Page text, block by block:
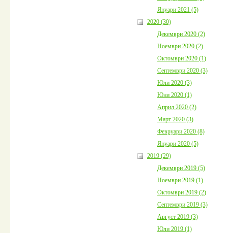
Януари 2021 (5)
2020 (30)
Декември 2020 (2)
Ноември 2020 (2)
Октомври 2020 (1)
Септември 2020 (3)
Юли 2020 (3)
Юни 2020 (1)
Април 2020 (2)
Март 2020 (3)
Февруари 2020 (8)
Януари 2020 (5)
2019 (29)
Декември 2019 (5)
Ноември 2019 (1)
Октомври 2019 (2)
Септември 2019 (3)
Август 2019 (3)
Юли 2019 (1)